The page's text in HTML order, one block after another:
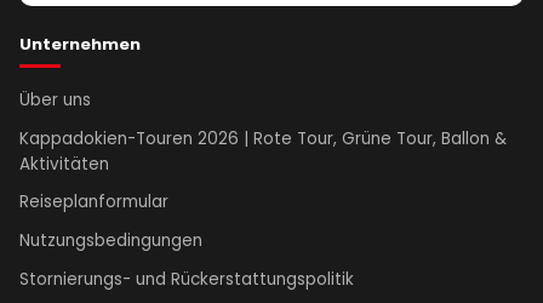
Unternehmen
Über uns
Kappadokien-Touren 2026 | Rote Tour, Grüne Tour, Ballon &
Aktivitäten
Reiseplanformular
Nutzungsbedingungen
Stornierungs- und Rückerstattungspolitik